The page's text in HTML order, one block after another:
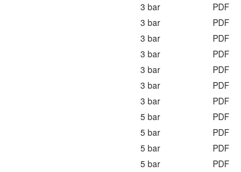
3 bar
PDF
3 bar
PDF
3 bar
PDF
3 bar
PDF
3 bar
PDF
3 bar
PDF
3 bar
PDF
5 bar
PDF
5 bar
PDF
5 bar
PDF
5 bar
PDF